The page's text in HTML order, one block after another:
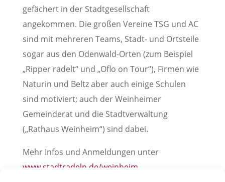
gefächert in der Stadtgesellschaft
angekommen. Die großen Vereine TSG und AC
sind mit mehreren Teams, Stadt- und Ortsteile
sogar aus den Odenwald-Orten (zum Beispiel
„Ripper radelt“ und „Oflo on Tour“), Firmen wie
Naturin und Beltz aber auch einige Schulen
sind motiviert; auch der Weinheimer
Gemeinderat und die Stadtverwaltung
(„Rathaus Weinheim“) sind dabei.
Mehr Infos und Anmeldungen unter
www.stadtradeln.de/weinheim